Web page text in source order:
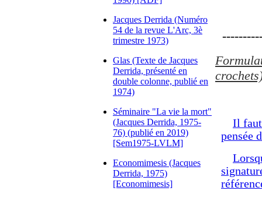
Jacques Derrida (Numéro
54 de la revue L'Arc, 3è
trimestre 1973)
Glas (Texte de Jacques
Derrida, présenté en
double colonne, publié en
1974)
Séminaire "La vie la mort"
(Jacques Derrida, 1975-
76) (publié en 2019)
[Sem1975-LVLM]
Economimesis (Jacques
Derrida, 1975)
[Economimesis]
Il faut
pensée